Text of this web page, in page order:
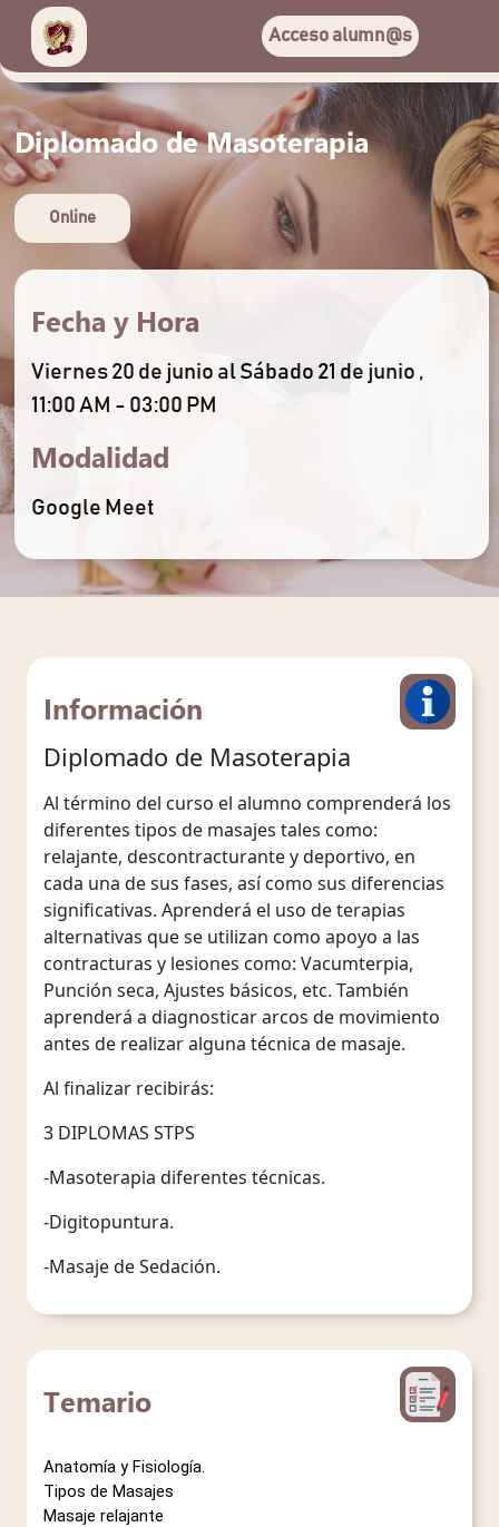
Acceso alumn@s
Diplomado de Masoterapia
Online
Fecha y Hora
Viernes 20 de junio al Sábado 21 de junio ,
11:00 AM - 03:00 PM
Modalidad
Google Meet
Información
Diplomado de Masoterapia
Al término del curso el alumno comprenderá los
diferentes tipos de masajes tales como:
relajante, descontracturante y deportivo, en
cada una de sus fases, así como sus diferencias
significativas. Aprenderá el uso de terapias
alternativas que se utilizan como apoyo a las
contracturas y lesiones como: Vacumterpia,
Punción seca, Ajustes básicos, etc. También
aprenderá a diagnosticar arcos de movimiento
antes de realizar alguna técnica de masaje.
Al finalizar recibirás:
3 DIPLOMAS STPS
-Masoterapia diferentes técnicas.
-Digitopuntura.
-Masaje de Sedación.
Temario
Anatomía y Fisiología.
Tipos de Masajes
Masaje relajante